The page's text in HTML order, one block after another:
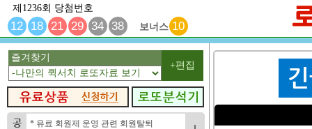
제1236회 당첨번호
12 18 21 29 34 38 보너스 10
즐겨찾기
+편집
* 유료 회원제 운영 관련 회원탈퇴